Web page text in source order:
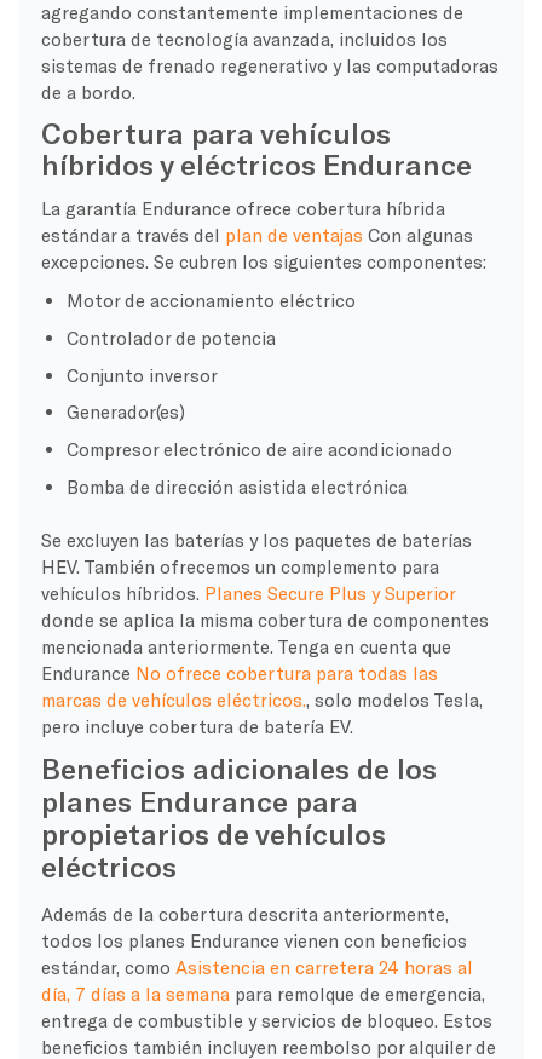
agregando constantemente implementaciones de
cobertura de tecnología avanzada, incluidos los
sistemas de frenado regenerativo y las computadoras
de a bordo.
Cobertura para vehículos
híbridos y eléctricos Endurance
La garantía Endurance ofrece cobertura híbrida
estándar a través del plan de ventajas Con algunas
excepciones. Se cubren los siguientes componentes:
Motor de accionamiento eléctrico
Controlador de potencia
Conjunto inversor
Generador(es)
Compresor electrónico de aire acondicionado
Bomba de dirección asistida electrónica
Se excluyen las baterías y los paquetes de baterías
HEV. También ofrecemos un complemento para
vehículos híbridos. Planes Secure Plus y Superior
donde se aplica la misma cobertura de componentes
mencionada anteriormente. Tenga en cuenta que
Endurance No ofrece cobertura para todas las
marcas de vehículos eléctricos.
, solo modelos Tesla,
pero incluye cobertura de batería EV.
Beneficios adicionales de los
planes Endurance para
propietarios de vehículos
eléctricos
Además de la cobertura descrita anteriormente,
todos los planes Endurance vienen con beneficios
estándar, como Asistencia en carretera 24 horas al
día, 7 días a la semana para remolque de emergencia,
entrega de combustible y servicios de bloqueo. Estos
beneficios también incluyen reembolso por alquiler de